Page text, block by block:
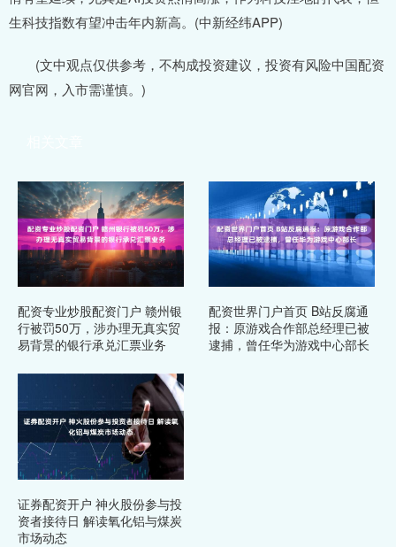
生科技指数有望冲击年内新高。(中新经纬APP)
(文中观点仅供参考，不构成投资建议，投资有风险中国配资
网官网，入市需谨慎。)
配资专业炒股配资门户 赣州银
行被罚50万，涉办理无真实贸
易背景的银行承兑汇票业务
配资世界门户首页 B站反腐通
报：原游戏合作部总经理已被
逮捕，曾任华为游戏中心部长
证券配资开户 神火股份参与投
资者接待日 解读氧化铝与煤炭
市场动态